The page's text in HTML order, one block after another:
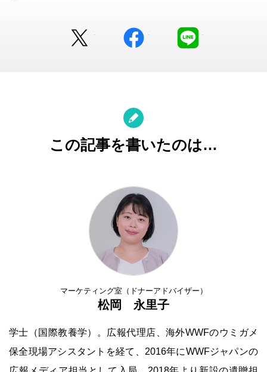
facebook
この記事を書いたのは…
マーケティング室（ドナーアドバイザー）
松岡 永里子
学士（国際教養学）。広報代理店、海外WWFのウミガメ
保全現場アシスタントを経て、2016年にWWFジャパンの